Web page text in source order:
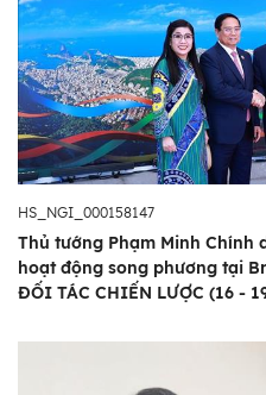
HS_NGI_000158147
Thủ tướng Phạm Minh Chính
hoạt động song phương tại
ĐỐI TÁC CHIẾN LƯỢC (16 -